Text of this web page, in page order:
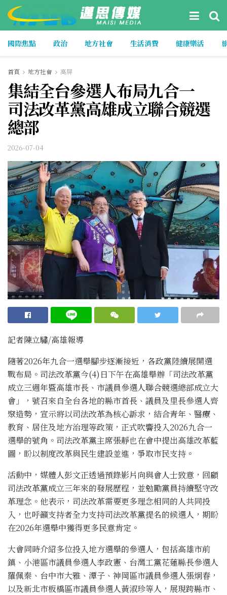
國際焦點 政治 地方社會 生活消費 健康樂活
首頁 地方社會 高屏
集結全台參選人布局九合一
司法改革黨高雄成立聯合競選
總部
2026-07-04
記者陳立驌/高雄報導
隨著2026年九合一選舉腳步逐漸接近，各政黨陸續展開選
戰布局。司法改革黨今(4)日下午在高雄舉辦「司法改革黨
成立三週年暨高雄市長、市議員參選人聯合競選總部成立大
會」，號召來自全台各地的縣市首長、議員及里長參選人齊
聚造勢，宣示將以司法改革為核心訴求，結合青年、醫療、
教育、居住及地方治理等政策，正式吹響投入2026九合一
選舉的號角。司法改革黨主席張靜也在會中提出高雄改革藍
圖，盼以制度改革與民生建設並進，爭取市民支持。
活動中，媒體人彭文正透過預錄影片向與會人士致意，回顧
司法改革黨成立三年來的發展歷程，並勉勵黨員持續堅守改
革理念。他表示，司法改革需要更多理念相同的人共同投
入，也呼籲支持者全力支持司法改革黨提名的候選人，期盼
在2026年選舉中獲得更多民意肯定。
大會同時介紹多位投入地方選舉的參選人，包括高雄市前
鎮、小港區市議員參選人李政憲、台灣工黨花蓮縣長參選人
羅佩秦、台中市大雅、潭子、神岡區市議員參選人張炯春，
以及新北市板橋區市議員參選人黃淑珍等人，展現跨縣市、